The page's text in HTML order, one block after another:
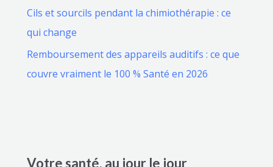
Cils et sourcils pendant la chimiothérapie : ce
qui change
Remboursement des appareils auditifs : ce que
couvre vraiment le 100 % Santé en 2026
Votre santé, au jour le jour